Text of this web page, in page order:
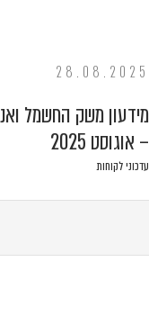
28.08.2025
מידעון משק החשמל
– אוגוסט 2025
עדכוני לקוחות